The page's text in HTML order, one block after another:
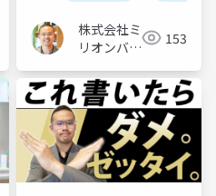
株式会社ミ
リオンバリ
153